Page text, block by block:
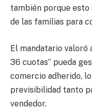
también porque
de las familias para
El mandatario valoró
36 cuotas” pueda
comercio adherido,
previsibilidad tanto
vendedor.